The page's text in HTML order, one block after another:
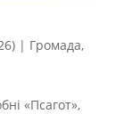
| Громада,
«Псагот»,